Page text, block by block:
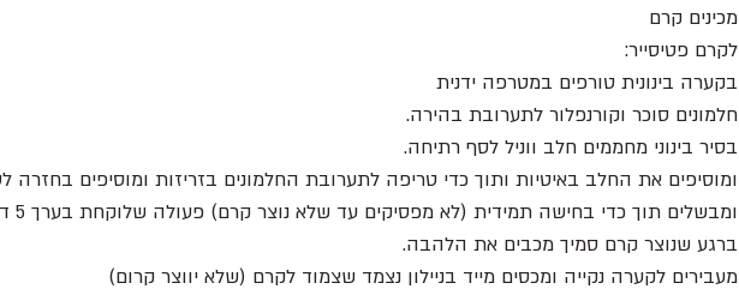
מכינים קרם
לקרם פטיסייר:
בקערה בינונית טורפים במטרפה ידנית
חלמונים סוכר וקורנפלור לתערובת בהירה.
בסיר בינוני מחממים חלב ווניל לסף רתיחה.
ומוסיפים את החלב באיטיות ותוך כדי טריפה לתערובת החלמונים בזריזות ומוסיפים בחזרה
ומבשלים תוך כדי בחישה תמידית (לא מפסיקים עד שלא נוצר קרם) פעולה שלוקחת בערך 5 דקות.
ברגע שנוצר קרם סמיך מכבים את הלהבה.
מעבירים לקערה נקייה ומכסים מייד בניילון נצמד שצמוד לקרם (שלא יווצר קרום)